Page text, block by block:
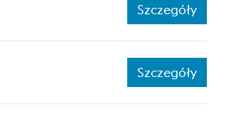
Szczegóły
Szczegóły